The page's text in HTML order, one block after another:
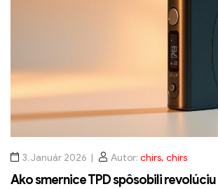
3. Január 2026 Autor: chirs, chirs
Ako smernice TPD spôsobili